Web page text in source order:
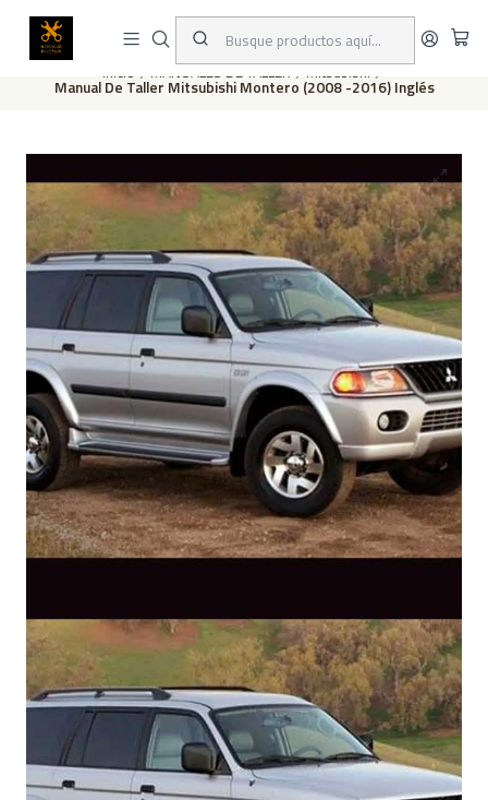
Este es el texto del slide
Inicio MANUALES DE TALLER Mitsubishi
Manual De Taller Mitsubishi Montero (2008 -2016) Inglés